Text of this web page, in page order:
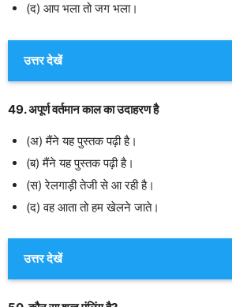
(द) आप भला तो जग भला।
उत्तर देखें
49. अपूर्ण वर्तमान काल का उदाहरण है
(अ) मैंने यह पुस्तक पढ़ी है।
(ब) मैंने यह पुस्तक पढ़ी है।
(स) रेलगाड़ी तेजी से आ रही है।
(द) वह आता तो हम खेलने जाते।
उत्तर देखें